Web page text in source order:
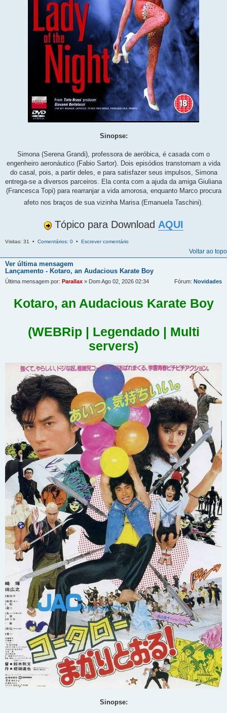
Sinopse:
Simona (Serena Grandi), professora de aeróbica, é casada com o
engenheiro aeronáutico (Fabio Sartor). Dois episódios transtornam a vida
do casal, pois, a partir deles, e para satisfazer seus impulsos, Simona
entrega-se a diversos parceiros. Ela conta com a ajuda da amiga Giuliana
(Francesca Topi) para rearranjar a vida amorosa, enquanto Marco procura
afeto nos braços de sua vizinha Marisa (Emanuela Taschini).
Tópico para Download AQUI
Visitas: 31 • Comentários: 0 • Escrever comentário
Voltar ao topo
Ver última mensagem
Lançamento - Kotaro, an Audacious Karate Boy
Última mensagem por: Parallax » Dom Ago 02, 2026 02:34 Fórum: Novidades
Kotaro, an Audacious Karate Boy
(WEBRip | Legendado | Multi
servers)
Sinopse: